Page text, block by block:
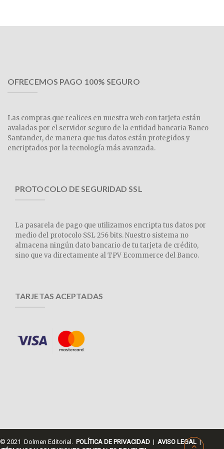
OFRECEMOS PAGO 100% SEGURO
Las compras que realices en nuestra web con tarjeta están
avaladas por el servidor seguro de la entidad bancaria Banco
Santander, de manera que tus datos están protegidos y
encriptados por la tecnología más avanzada.
PROTOCOLO DE SEGURIDAD SSL
La pasarela de pago que utilizamos encripta tus datos por
medio del protocolo SSL 256 bits. Nuestro sistema no
almacena ningún dato bancario de tu tarjeta de crédito,
sino que va directamente al TPV Ecommerce del Banco.
TARJETAS ACEPTADAS
© 2021 Dolmen Editorial. POLÍTICA DE PRIVACIDAD | AVISO LEGAL |